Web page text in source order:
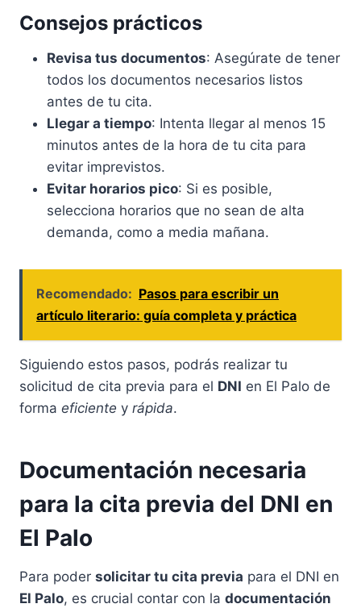
Consejos prácticos
Revisa tus documentos: Asegúrate de tener
todos los documentos necesarios listos
antes de tu cita.
Llegar a tiempo: Intenta llegar al menos 15
minutos antes de la hora de tu cita para
evitar imprevistos.
Evitar horarios pico: Si es posible,
selecciona horarios que no sean de alta
demanda, como a media mañana.
Recomendado: Pasos para escribir un
artículo literario: guía completa y práctica
Siguiendo estos pasos, podrás realizar tu
solicitud de cita previa para el DNI en El Palo de
forma eficiente y rápida.
Documentación necesaria
para la cita previa del DNI en
El Palo
Para poder solicitar tu cita previa para el DNI en
El Palo, es crucial contar con la documentación